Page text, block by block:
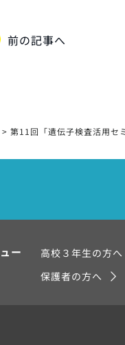
前の記事へ
> 第11回「遺伝子検査活用セ
ー 高校３年生の方へ
保護者の方へ